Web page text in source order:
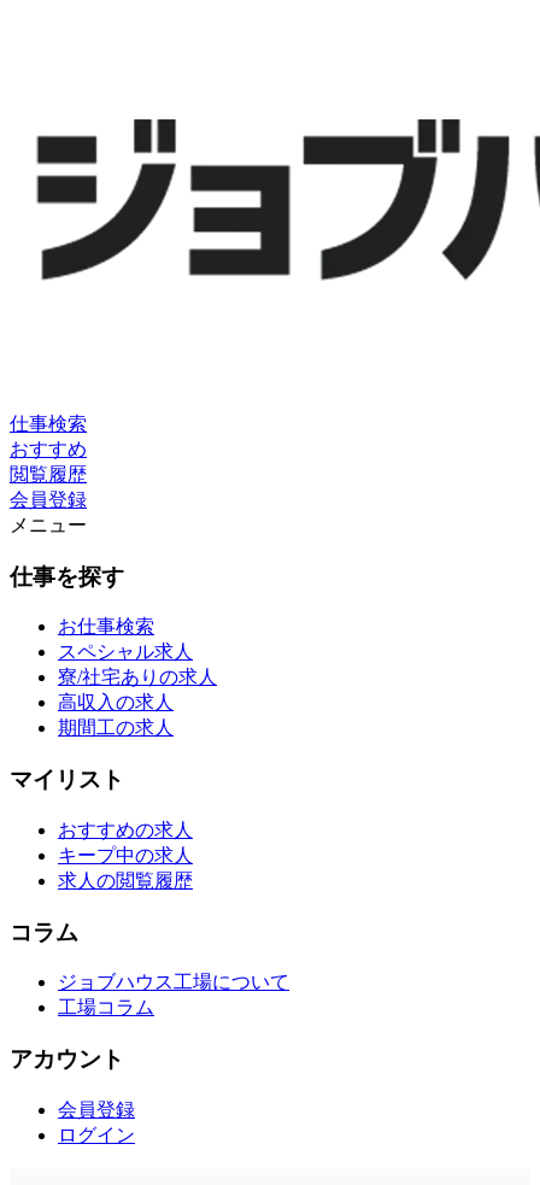
仕事検索
おすすめ
閲覧履歴
会員登録
メニュー
仕事を探す
お仕事検索
スペシャル求人
寮/社宅ありの求人
高収入の求人
期間工の求人
マイリスト
おすすめの求人
キープ中の求人
求人の閲覧履歴
コラム
ジョブハウス工場について
工場コラム
アカウント
会員登録
ログイン